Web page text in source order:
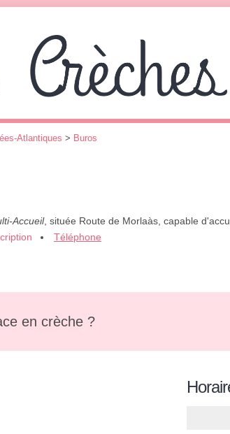
Atlantiques > Buros
Accueil, située Route de Morlaàs, capable
Téléphone
en crèche ?